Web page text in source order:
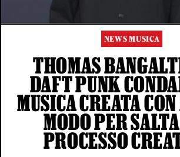
NEWS MUSICA
THOMAS
DAFT PUNK
MUSICA CREATA
MODO PER
PROCESSO